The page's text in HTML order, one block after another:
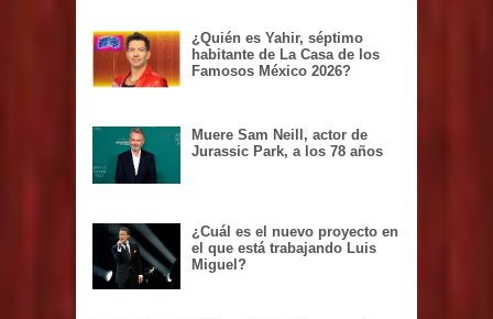
¿Quién es Yahir, séptimo
habitante de La Casa de los
Famosos México 2026?
Muere Sam Neill, actor de
Jurassic Park, a los 78 años
¿Cuál es el nuevo proyecto en
el que está trabajando Luis
Miguel?